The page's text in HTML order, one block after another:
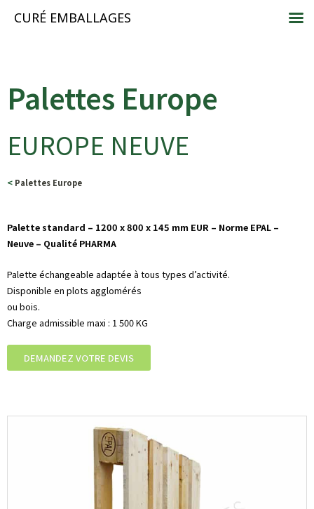
Palettes Europe
EUROPE NEUVE
< Palettes Europe
Palette standard – 1200 x 800 x 145 mm EUR – Norme EPAL –
Neuve – Qualité PHARMA
Palette échangeable adaptée à tous types d’activité.
Disponible en plots agglomérés
ou bois.
Charge admissible maxi : 1 500 KG
DEMANDEZ VOTRE DEVIS
CURÉ EMBALLAGES